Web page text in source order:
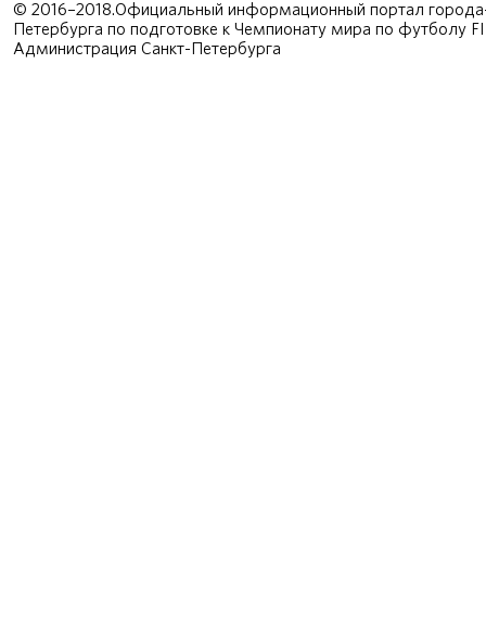
© 2016–2018.Официальный информационный портал
Петербурга по подготовке к Чемпионату мира по футболу
Администрация Санкт-Петербурга